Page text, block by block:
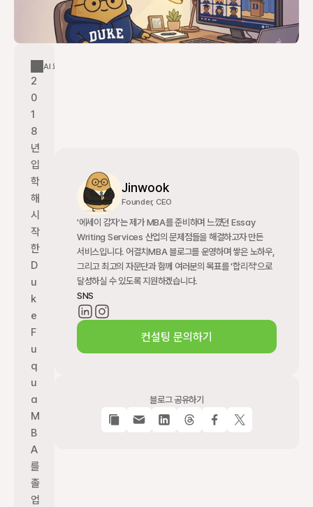
AI 요약
2
0
1
8
년
입
학
해
시
작
한
D
u
k
e
F
u
q
u
a
M
B
A
를
졸
업
Jinwook
Founder, CEO
'에세이 감자'는 제가 MBA를 준비하며 느꼈던 Essay
Writing Services 산업의 문제점들을 해결하고자 만든
서비스입니다. 어결치MBA 블로그를 운영하며 쌓은 노하우,
그리고 최고의 자문단과 함께 여러분의 목표를 '합리적'으로
달성하실 수 있도록 지원하겠습니다.
SNS
컨설팅 문의하기
블로그 공유하기